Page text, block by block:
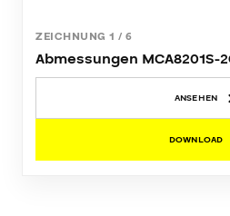
ZEICHNUNG 1 / 6
Abmessungen MCA8201S-
ANSEHEN
DOWNLOAD